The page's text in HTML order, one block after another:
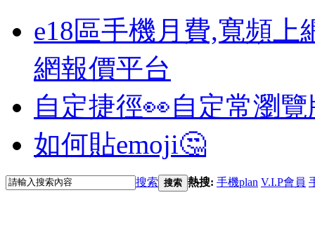
e18區手機月費,寬頻上
網報價平台
自定捷徑👀自定常瀏
如何貼emoji🤔
搜索 搜索 熱搜: 手機plan V.I.P會員